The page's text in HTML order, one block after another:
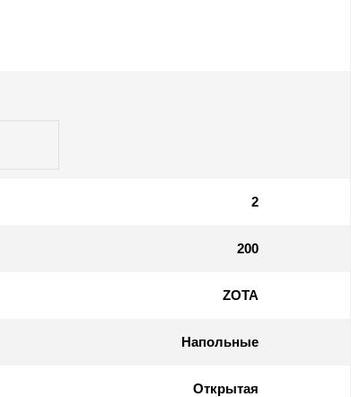
2
200
ZOTA
Напольные
Открытая